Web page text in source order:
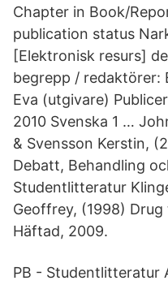
Chapter in Book/
publication status
[Elektronisk resurs]
begrepp / redaktörer:
Eva (utgivare)
2010 Svenska 1 …
& Svensson Kerstin,
Debatt, Behandling
Studentlitteratur
Geoffrey, (1998)
Häftad, 2009.
PB - Studentlitteratur